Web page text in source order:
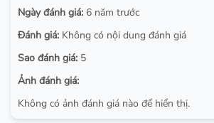
Ngày đánh giá: 6 năm trước
Đánh giá: Không có nội dung đánh giá
Sao đánh giá: 5
Ảnh đánh giá:
Không có ảnh đánh giá nào để hiển thị.